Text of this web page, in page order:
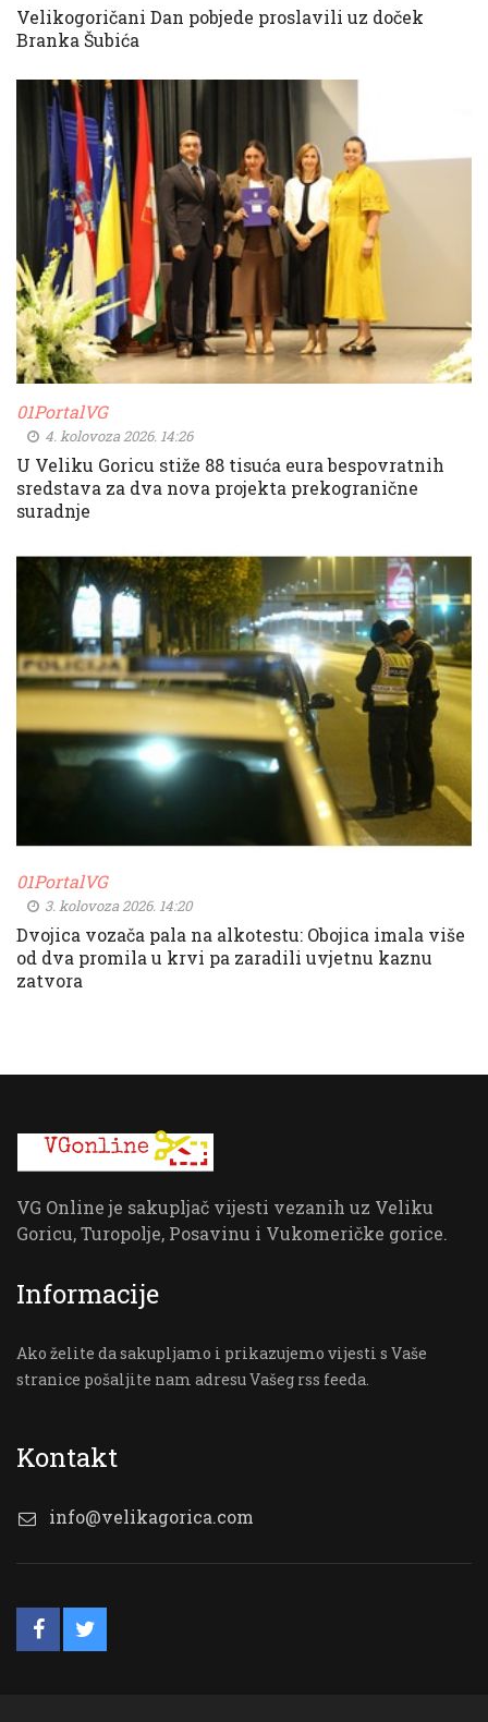
Velikogoričani Dan pobjede proslavili uz doček
Branka Šubića
01PortalVG
4. kolovoza 2026. 14:26
U Veliku Goricu stiže 88 tisuća eura bespovratnih
sredstava za dva nova projekta prekogranične
suradnje
01PortalVG
3. kolovoza 2026. 14:20
Dvojica vozača pala na alkotestu: Obojica imala više
od dva promila u krvi pa zaradili uvjetnu kaznu
zatvora
VG Online je sakupljač vijesti vezanih uz Veliku
Goricu, Turopolje, Posavinu i Vukomeričke gorice.
Informacije
Ako želite da sakupljamo i prikazujemo vijesti s Vaše
stranice pošaljite nam adresu Vašeg rss feeda.
Kontakt
info@velikagorica.com